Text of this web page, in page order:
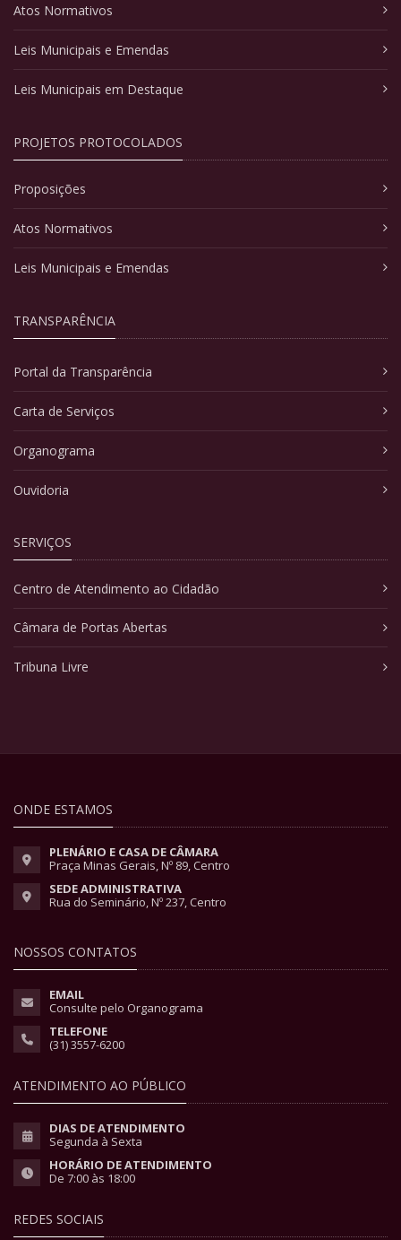
Atos Normativos
Leis Municipais e Emendas
Leis Municipais em Destaque
PROJETOS PROTOCOLADOS
Proposições
Atos Normativos
Leis Municipais e Emendas
TRANSPARÊNCIA
Portal da Transparência
Carta de Serviços
Organograma
Ouvidoria
SERVIÇOS
Centro de Atendimento ao Cidadão
Câmara de Portas Abertas
Tribuna Livre
ONDE ESTAMOS
PLENÁRIO E CASA DE CÂMARA
Praça Minas Gerais, Nº 89, Centro
SEDE ADMINISTRATIVA
Rua do Seminário, Nº 237, Centro
NOSSOS CONTATOS
EMAIL
Consulte pelo Organograma
TELEFONE
(31) 3557-6200
ATENDIMENTO AO PÚBLICO
DIAS DE ATENDIMENTO
Segunda à Sexta
HORÁRIO DE ATENDIMENTO
De 7:00 às 18:00
REDES SOCIAIS